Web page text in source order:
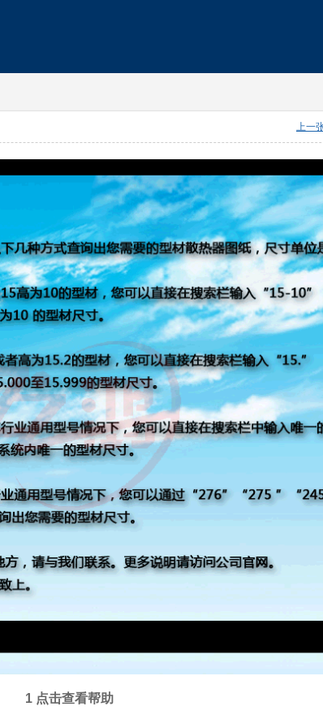
上一
1 点击查看帮助